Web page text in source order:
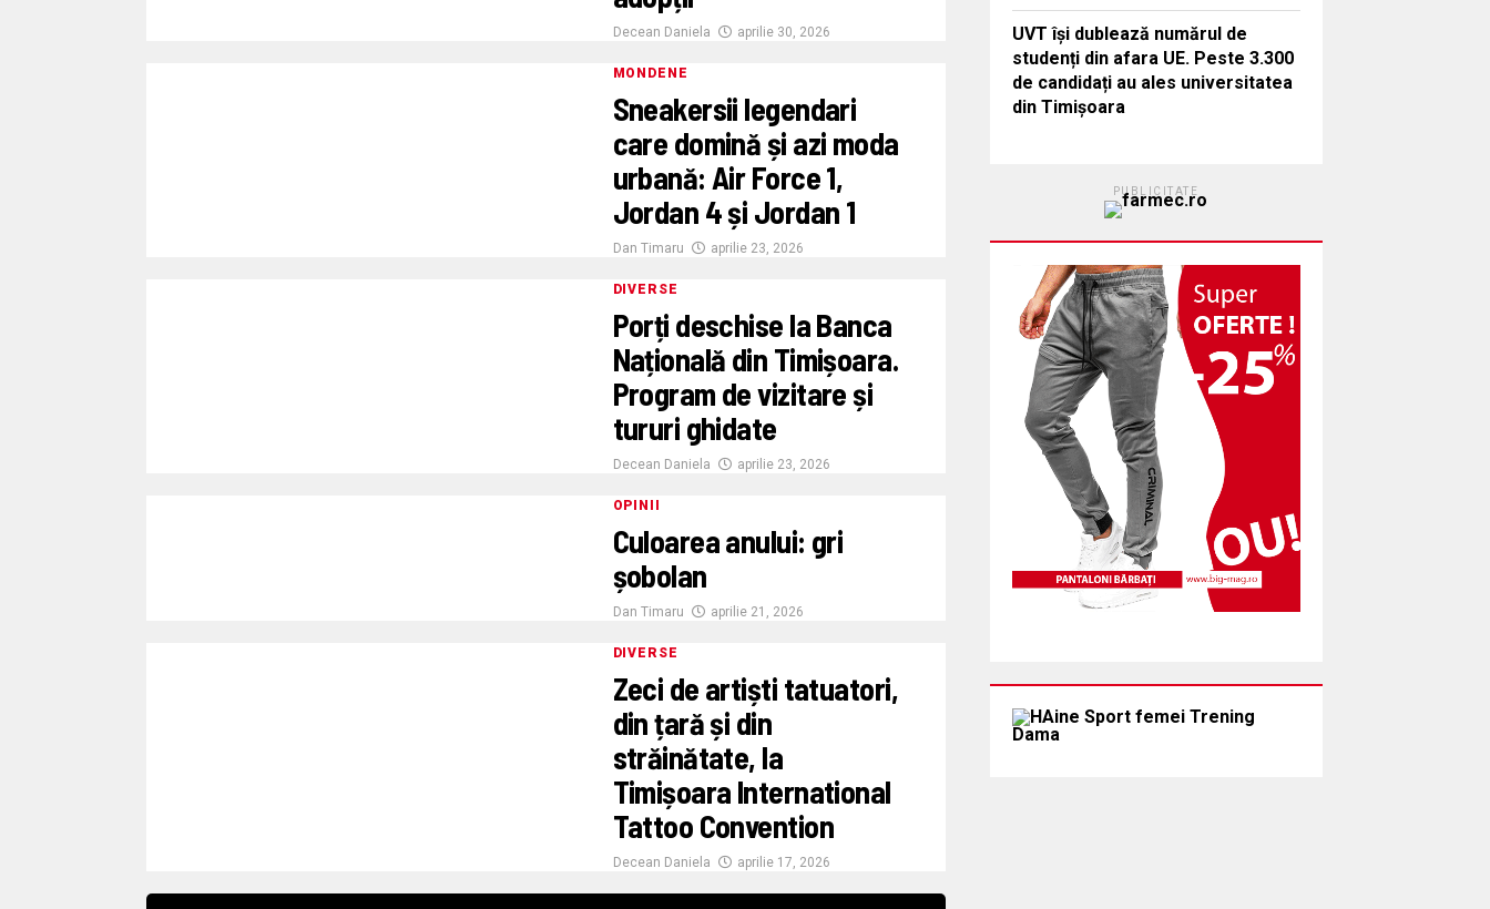
Decean Daniela aprilie 30, 2026
MONDENE
Sneakersii legendari
care domină și azi moda
urbană: Air Force 1,
Jordan 4 și Jordan 1
Dan Timaru aprilie 23, 2026
DIVERSE
Porți deschise la Banca
Națională din Timișoara.
Program de vizitare și
tururi ghidate
Decean Daniela aprilie 23, 2026
OPINII
Culoarea anului: gri
șobolan
Dan Timaru aprilie 21, 2026
DIVERSE
Zeci de artiști tatuatori,
din țară și din
străinătate, la
Timișoara International
Tattoo Convention
Decean Daniela aprilie 17, 2026
UVT își dublează numărul de
studenți din afara UE. Peste 3.300
de candidați au ales universitatea
din Timișoara
PUBLICITATE